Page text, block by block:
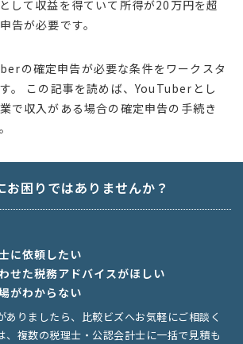
して収益を得ていて所得が20万円を超
告が必要です。
の確定申告が必要な条件をワークスタ
。 この記事を読めば、YouTuberとし
で収入がある場合の確定申告の手続き
困りではありませんか？
に依頼したい
せた税務アドバイスがほしい
がわからない
ありましたら、比較ビズへお気軽にご相談く
、複数の税理士・公認会計士に一括で見積も